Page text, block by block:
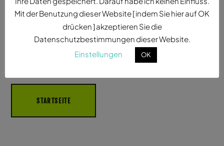
IHRE NACHRICHT LESEN WIR ZEITNAH
…es freut uns sehr, dass Sie sich für unsere
Dienstleistungen und für unsere Produkte interessieren.
STARTSEITE
Mit der Benutzung dieser Website [ indem Sie hier auf OK
drücken ] akzeptieren Sie die
Datenschutzbestimmungen dieser Website.
Einstellungen
OK